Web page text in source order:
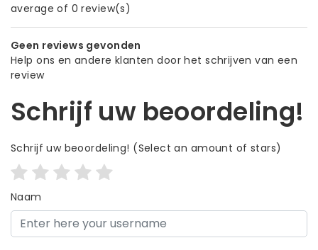
average of 0 review(s)
Geen reviews gevonden
Help ons en andere klanten door het schrijven van een
review
Schrijf uw beoordeling!
Schrijf uw beoordeling! (Select an amount of stars)
Naam